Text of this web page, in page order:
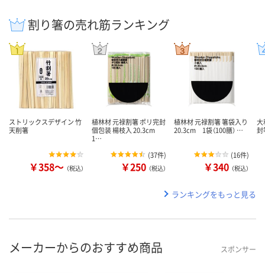
割り箸の売れ筋ランキング
ストリックスデザイン 竹
天削箸
￥358～ （税込）
植林材 元禄割箸 ポリ完封
個包装 楊枝入 20.3cm
1…
(37件)
￥250 （税込）
植林材 元禄割箸 箸袋入り
20.3cm 1袋（100膳） …
(16件)
￥340 （税込）
大
封
ランキングをもっと見る
メーカーからのおすすめ商品 スポンサー